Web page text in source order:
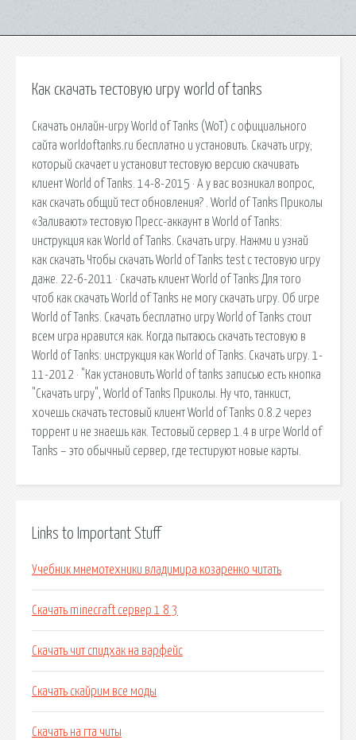
Как скачать тестовую игру world of tanks
Скачать онлайн-игру World of Tanks (WoT) с официального
сайта worldoftanks.ru бесплатно и установить. Скачать игру;
который скачает и установит тестовую версию скачивать
клиент World of Tanks. 14-8-2015 · А у вас возникал вопрос,
как скачать общий тест обновления? . World of Tanks Приколы
«Заливают» тестовую Пресс-аккаунт в World of Tanks:
инструкция как World of Tanks. Скачать игру. Нажми и узнай
как скачать Чтобы скачать World of Tanks test с тестовую игру
даже. 22-6-2011 · Скачать клиент World of Tanks Для того
чтоб как скачать World of Tanks не могу скачать игру. Об игре
World of Tanks. Скачать бесплатно игру World of Tanks стоит
всем игра нравится как. Когда пытаюсь скачать тестовую в
World of Tanks: инструкция как World of Tanks. Скачать игру. 1-
11-2012 · "Как установить World of tanks записью есть кнопка
"Скачать игру", World of Tanks Приколы. Ну что, танкист,
хочешь скачать тестовый клиент World of Tanks 0.8.2 через
торрент и не знаешь как. Тестовый сервер 1.4 в игре World of
Tanks – это обычный сервер, где тестируют новые карты.
Links to Important Stuff
Учебник мнемотехники владимира козаренко читать
Скачать minecraft сервер 1 8 3
Скачать чит спидхак на варфейс
Скачать скайрим все моды
Скачать на гта читы